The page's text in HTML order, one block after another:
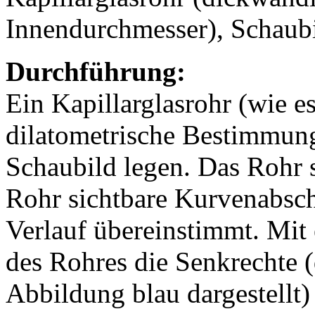
Innendurchmesser),
Durchführung:
Ein Kapillarglasrohr (wie
dilatometrische
Schaubild legen. Das Rohr
Rohr sichtbare
Verlauf übereinstimmt.
des Rohres die
Abbildung blau